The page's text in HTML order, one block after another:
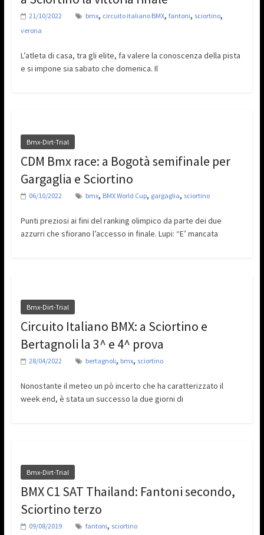
21/10/2022 bmx, circuito italiano BMX, fantoni, sciortino,
verona
L’atleta di casa, tra gli elite, fa valere la conoscenza della pista
e si impone sia sabato che domenica. Il
Bmx-Dirt-Trial
CDM Bmx race: a Bogotà semifinale per
Gargaglia e Sciortino
06/10/2022 bmx, BMX World Cup, gargaglia, sciortino
Punti preziosi ai fini del ranking olimpico da parte dei due
azzurri che sfiorano l’accesso in finale. Lupi: “E’ mancata
Bmx-Dirt-Trial
Circuito Italiano BMX: a Sciortino e
Bertagnoli la 3^ e 4^ prova
28/04/2022 bertagnoli, bmx, sciortino
Nonostante il meteo un pò incerto che ha caratterizzato il
week end, è stata un successo la due giorni di
Bmx-Dirt-Trial
BMX C1 SAT Thailand: Fantoni secondo,
Sciortino terzo
09/08/2019 fantoni, sciortino